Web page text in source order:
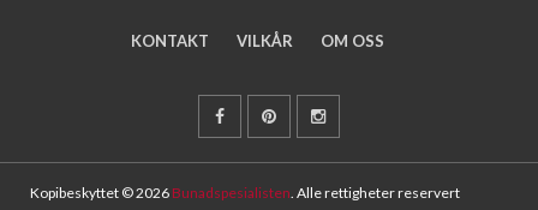
KONTAKT VILKÅR OM OSS
Kopibeskyttet © 2026 Bunadspesialisten . Alle rettigheter reservert